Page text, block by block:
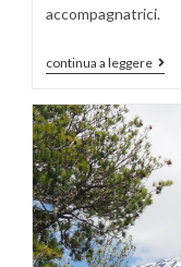
accompagnatrici.
continua a leggere